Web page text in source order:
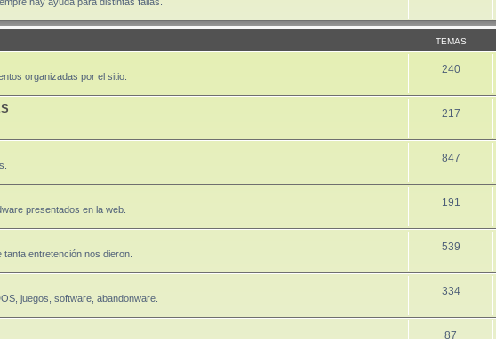
TEMAS
organizadas por el sitio.
240
217
847
presentados en la web.
191
entretención nos dieron.
539
juegos, software, abandonware.
334
87